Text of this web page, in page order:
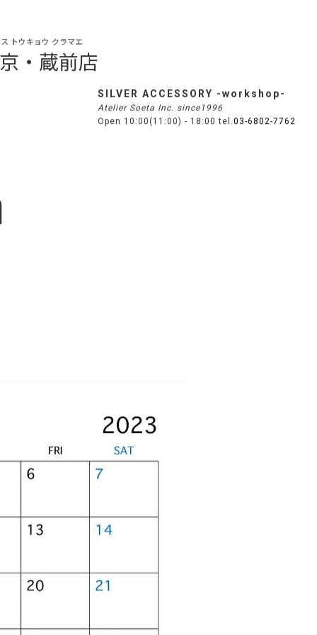
トウキョウ クラマエ
・蔵前店
SILVER ACCESSORY -workshop-
Atelier Soeta Inc. since1996
Open 10:00(11:00) - 18:00 tel.03-6802-7762